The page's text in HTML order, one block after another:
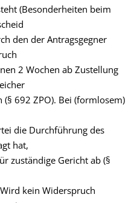
(Besonderheiten beim
den der Antragsgegner
2 Wochen ab Zustellung
692 ZPO). Bei (formlosem)
die Durchführung des
hat,
zuständige Gericht ab (§
kein Widerspruch